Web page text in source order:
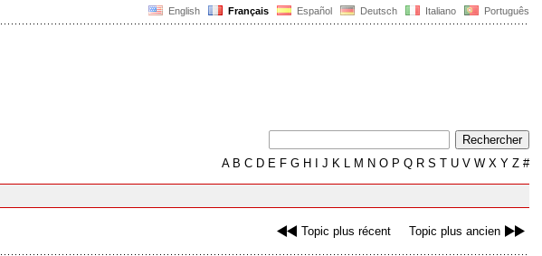
English Français Español Deutsch Italiano Português
AB C D E F G H J K L M N O P Q R S T U V W X Y Z #
Topic plus récent Topic plus ancien